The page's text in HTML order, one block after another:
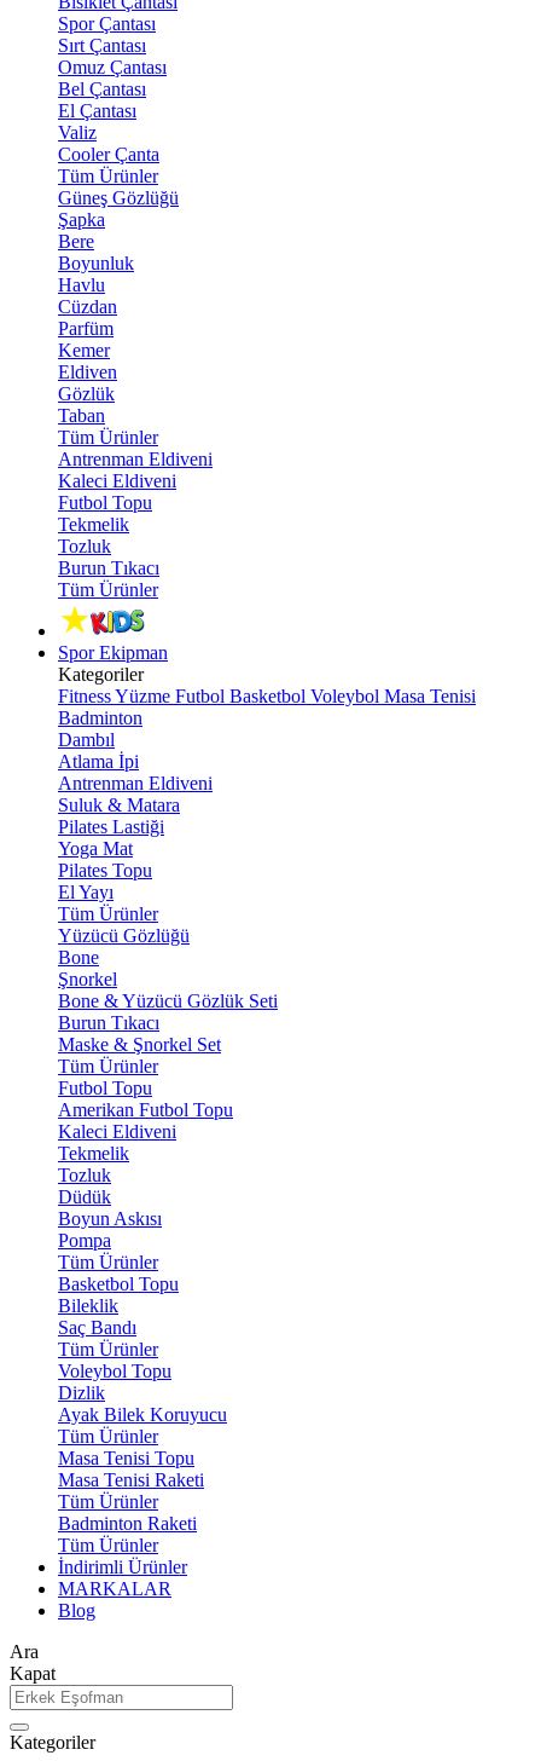
Spor Çantası
Sırt Çantası
Omuz Çantası
Bel Çantası
El Çantası
Valiz
Cooler Çanta
Tüm Ürünler
Güneş Gözlüğü
Şapka
Bere
Boyunluk
Havlu
Cüzdan
Parfüm
Kemer
Eldiven
Gözlük
Taban
Tüm Ürünler
Antrenman Eldiveni
Kaleci Eldiveni
Futbol Topu
Tekmelik
Tozluk
Burun Tıkacı
Tüm Ürünler
Spor Ekipman
Kategoriler
FitnessYüzme Futbol Basketbol Voleybol Masa Tenisi
Badminton
Dambıl
Atlama İpi
Antrenman Eldiveni
Suluk & Matara
Pilates Lastiği
Yoga Mat
Pilates Topu
El Yayı
Tüm Ürünler
Yüzücü Gözlüğü
Bone
Şnorkel
Bone & Yüzücü Gözlük Seti
Burun Tıkacı
Maske & Şnorkel Set
Tüm Ürünler
Futbol Topu
Amerikan Futbol Topu
Kaleci Eldiveni
Tekmelik
Tozluk
Düdük
Boyun Askısı
Pompa
Tüm Ürünler
Basketbol Topu
Bileklik
Saç Bandı
Tüm Ürünler
Voleybol Topu
Dizlik
Ayak Bilek Koruyucu
Tüm Ürünler
Masa Tenisi Topu
Masa Tenisi Raketi
Tüm Ürünler
Badminton Raketi
Tüm Ürünler
İndirimli Ürünler
MARKALAR
Blog
Ara
Kapat
Kategoriler